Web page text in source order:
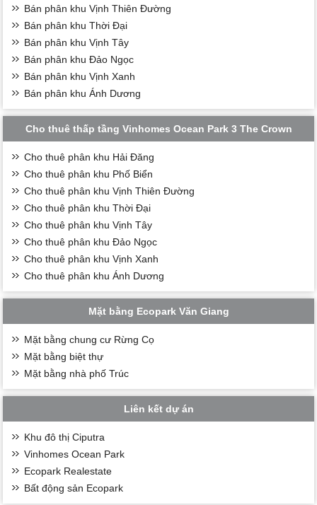
Bán phân khu Vịnh Thiên Đường
Bán phân khu Thời Đại
Bán phân khu Vịnh Tây
Bán phân khu Đảo Ngọc
Bán phân khu Vịnh Xanh
Bán phân khu Ánh Dương
Cho thuê thấp tầng Vinhomes Ocean Park 3 The Crown
Cho thuê phân khu Hải Đăng
Cho thuê phân khu Phố Biển
Cho thuê phân khu Vịnh Thiên Đường
Cho thuê phân khu Thời Đại
Cho thuê phân khu Vịnh Tây
Cho thuê phân khu Đảo Ngọc
Cho thuê phân khu Vịnh Xanh
Cho thuê phân khu Ánh Dương
Mặt bằng Ecopark Văn Giang
Mặt bằng chung cư Rừng Cọ
Mặt bằng biệt thự
Mặt bằng nhà phố Trúc
Liên kết dự án
Khu đô thị Ciputra
Vinhomes Ocean Park
Ecopark Realestate
Bất động sản Ecopark